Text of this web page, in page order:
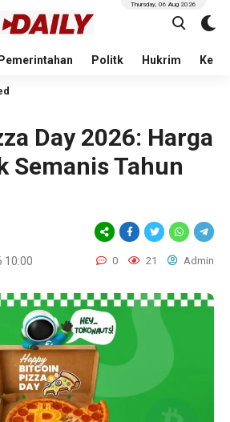
Pemerintahan Politk Hukrim
Thursday, 06 Aug 2026
Day 2026: Harga
Semanis Tahun
10:00 0 21 Admin